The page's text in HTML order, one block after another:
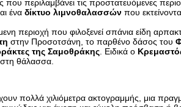
περιλαμβάνει τις προστατευόμενες
ένα δίκτυο λιμνοθαλασσών που
περιοχή που φιλοξενεί σπάνια είδη
στην Προσοτσάνη, το παρθένο δάσος του
της Σαμοθράκης . Ειδικά ο
θάλασσα.
πολλά χιλιόμετρα ακτογραμμής, μια